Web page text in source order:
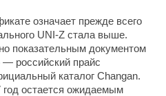
означает прежде всего
UNI-Z стала выше.
показательным документом
российский прайс
каталог Changan.
год остается ожидаемым